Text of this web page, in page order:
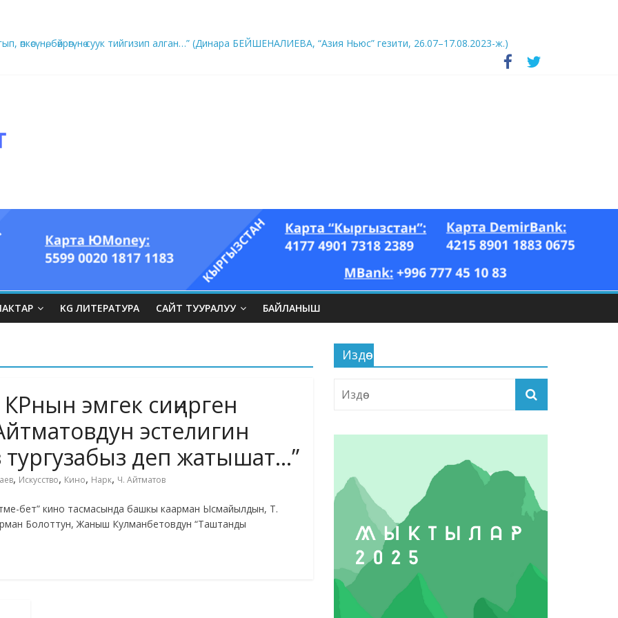
өпкөсүнө, бөйрөгүнө суук тийгизип алган…” (Динара БЕЙШЕНАЛИЕВА, “Азия Ньюс” гезити, 26.07–17.08.2023-ж.)
он үч акындын котормосунда
KG ЛИТЕРАТУРА САЙТ ТУУРАЛУУ БАЙЛАНЫШ
эмгек сиңирген
эстелигин
тургузабыз деп жатышат…”
, Искусство, Кино, Нарк, Ч. Айтматов
бет” кино тасмасында башкы каарман Ысмайылдын, Т.
Болоттун, Жаныш Кулманбетовдун “Таштанды
Издөө